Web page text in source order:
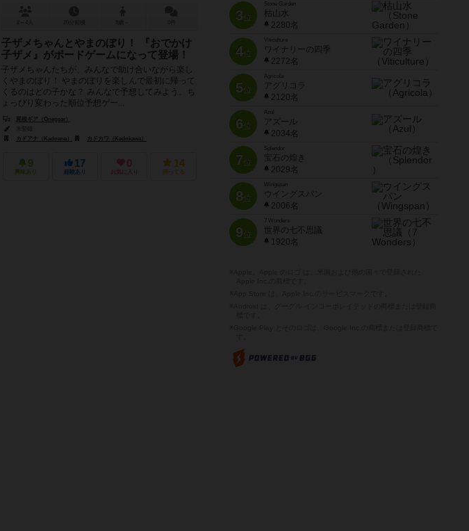
子ザメちゃんとやまのぼり！ 『おでかけ
子ザメ』がボードゲームになって登場！
子ザメちゃんたちが、みんなで助け合いながら楽し
くやまのぼり！ やまのぼりを楽しんで最初に帰って
くるのはどの子かな？ みんなで予想してみよう。ち
ょっぴり変わった順位予想ゲー...
尾根ギア（Onegear）
カドアナ（Kadoana）
カドカワ（Kadokawa）
9
興味あり
17
経験あり
0
お気に入り
14
持ってる
3位
Stone Garden
枯山水
2280名
4位
Viticulture
ワイナリーの四季
2272名
5位
Agricola
アグリコラ
2120名
6位
Azul
アズール
2034名
7位
宝石の煌き
2029名
8位
Wingspan
ウイングスパン
2006名
9位
7 Wonders
世界の七不思議
1920名